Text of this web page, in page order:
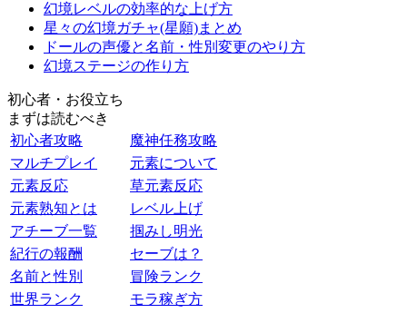
幻境レベルの効率的な上げ方
星々の幻境ガチャ(星願)まとめ
ドールの声優と名前・性別変更のやり方
幻境ステージの作り方
初心者・お役立ち
まずは読むべき
初心者攻略
魔神任務攻略
マルチプレイ
元素について
元素反応
草元素反応
元素熟知とは
レベル上げ
アチーブ一覧
掴みし明光
紀行の報酬
セーブは？
名前と性別
冒険ランク
世界ランク
モラ稼ぎ方